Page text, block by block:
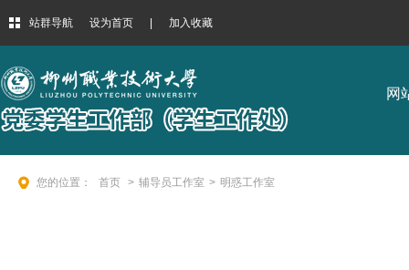
站群导航 设为首页 加入收藏
网
您的位置： 首页 > 辅导员工作室 > 明惑工作室